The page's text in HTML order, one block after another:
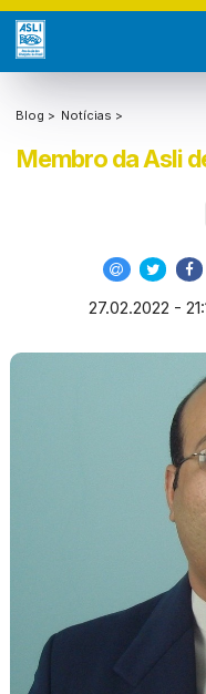
Blog > Notícias >
Membro da Asli
27.02.2022 -